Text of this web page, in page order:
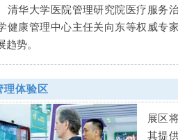
清华大学医院管理研究院医疗服务
健康管理中心主任关向东等权威专
趋势。
体验区
展区
其提